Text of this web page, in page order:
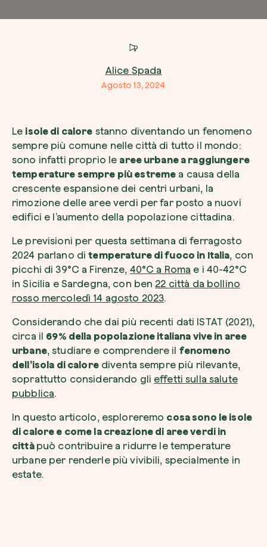
Alice Spada
Agosto 13, 2024
Le isole di calore stanno diventando un fenomeno
sempre più comune nelle città di tutto il mondo:
sono infatti proprio le aree urbane a raggiungere
temperature sempre più estreme a causa della
crescente espansione dei centri urbani, la
rimozione delle aree verdi per far posto a nuovi
edifici e l’aumento della popolazione cittadina.
Le previsioni per questa settimana di ferragosto
2024 parlano ditemperature di fuoco in Italia, con
picchi di 39°C a Firenze, 40°C a Roma e i 40-42°C
in Sicilia e Sardegna, con ben 22 città da bollino
rosso mercoledì 14 agosto 2023.
Considerando che dai più recenti dati ISTAT (2021),
circa il 69% della popolazione italiana vive in aree
urbane, studiare e comprendere il fenomeno
dell’isola di calorediventa sempre più rilevante,
soprattutto considerando gli effetti sulla salute
pubblica.
In questo articolo, esploreremo cosa sono le isole
di calore e come la creazione di aree verdi in
città può contribuire a ridurre le temperature
urbane per renderle più vivibili, specialmente in
estate.
Comincia ora
Pianta un albero
Pianta, adotta o regala un albero. Scegli tra
specie.
Come possiamo aiutarti?*
Come ci hai conosciuto
Voglio ricevere comunicazioni e
Accetto l’informativa sulla Privacy